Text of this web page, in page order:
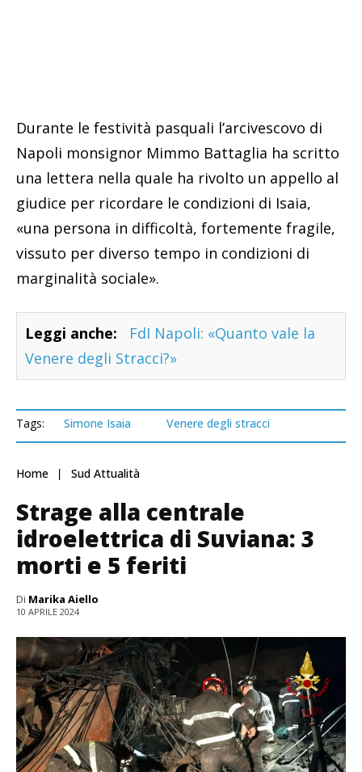
Durante le festività pasquali l’arcivescovo di
Napoli monsignor Mimmo Battaglia ha scritto
una lettera nella quale ha rivolto un appello al
giudice per ricordare le condizioni di Isaia,
«una persona in difficoltà, fortemente fragile,
vissuto per diverso tempo in condizioni di
marginalità sociale».
Leggi anche:
FdI Napoli: «Quanto vale la
Venere degli Stracci?»
Tags: Simone Isaia Venere degli stracci
Home Sud Attualità
Strage alla centrale
idroelettrica di Suviana: 3
morti e 5 feriti
Di Marika Aiello
10 APRILE 2024